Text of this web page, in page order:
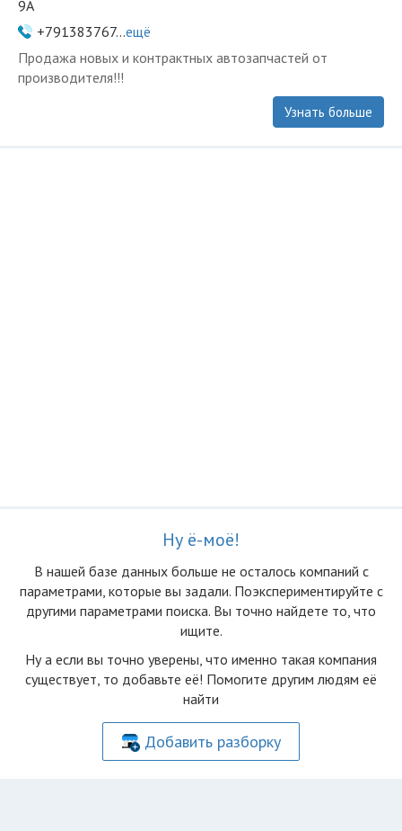
9А
+791383767...ещё
Продажа новых и контрактных автозапчастей от
производителя!!!
Узнать больше
Ну ё-моё!
В нашей базе данных больше не осталоcь компаний с
параметрами, которые вы задали. Поэкспериментируйте с
другими параметрами поиска. Вы точно найдете то, что
ищите.
Ну а если вы точно уверены, что именно такая компания
существует, то добавьте её! Помогите другим людям её
найти
Добавить разборку